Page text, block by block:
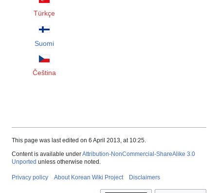
Türkçe
Suomi
Čeština
This page was last edited on 6 April 2013, at 10:25.
Content is available underAttribution-NonCommercial-ShareAlike 3.0
Unported unless otherwise noted.
Privacy policy About Korean Wiki Project Disclaimers